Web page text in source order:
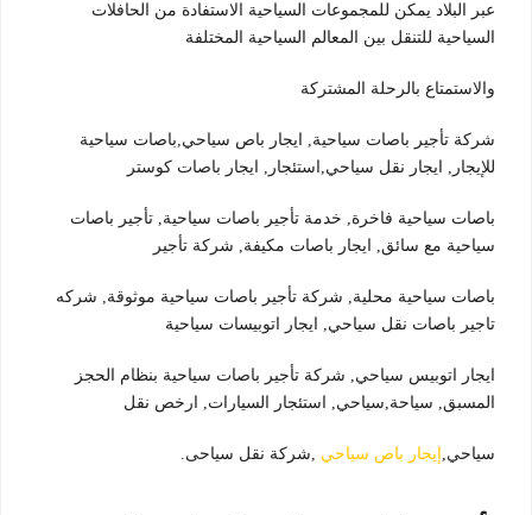
عبر البلاد يمكن للمجموعات السياحية الاستفادة من الحافلات
السياحية للتنقل بين المعالم السياحية المختلفة
والاستمتاع بالرحلة المشتركة
شركة تأجير باصات سياحية, ايجار باص سياحي,باصات سياحية
للإيجار, ايجار نقل سياحي,استئجار, ايجار باصات كوستر
باصات سياحية فاخرة, خدمة تأجير باصات سياحية, تأجير باصات
سياحية مع سائق, ايجار باصات مكيفة, شركة تأجير
باصات سياحية محلية, شركة تأجير باصات سياحية موثوقة, شركه
تاجير باصات نقل سياحي, ايجار اتوبيسات سياحية
ايجار اتوبيس سياحي, شركة تأجير باصات سياحية بنظام الحجز
المسبق, سياحة,سياحي, استئجار السيارات, ارخص نقل
سياحي, إيجار باص سياحي ,شركة نقل سياحى.